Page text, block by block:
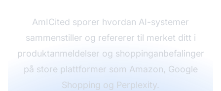
AmICited sporer hvordan AI-systemer
sammenstiller og refererer til merket ditt i
produktanmeldelser og shoppinganbefalinger
på store plattformer som Amazon, Google
Shopping og Perplexity.